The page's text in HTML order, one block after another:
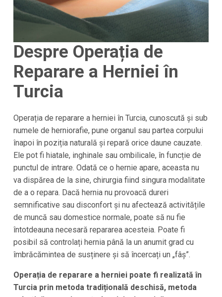
Despre Operația de
Reparare a Herniei în
Turcia
Operația de reparare a herniei în Turcia, cunoscută și sub
numele de herniorafie, pune organul sau partea corpului
înapoi în poziția naturală și repară orice daune cauzate.
Ele pot fi hiatale, inghinale sau ombilicale, în funcție de
punctul de intrare. Odată ce o hernie apare, aceasta nu
va dispărea de la sine, chirurgia fiind singura modalitate
de a o repara. Dacă hernia nu provoacă dureri
semnificative sau disconfort și nu afectează activitățile
de muncă sau domestice normale, poate să nu fie
întotdeauna necesară repararea acesteia. Poate fi
posibil să controlați hernia până la un anumit grad cu
îmbrăcămintea de susținere și să încercați un „fâș”.
Operația de reparare a herniei poate fi realizată în
Turcia prin metoda tradițională deschisă, metoda